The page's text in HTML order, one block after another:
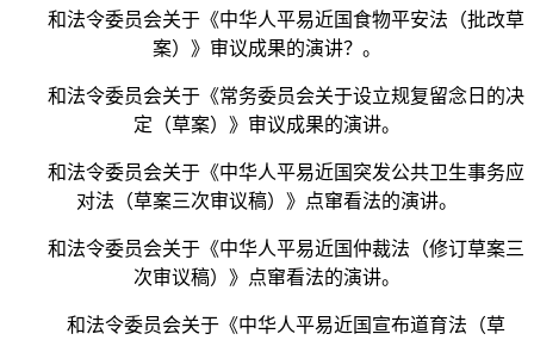
和法令委员会关于《中华人平易近国食物平安法（批改草
案）》审议成果的演讲？。
和法令委员会关于《常务委员会关于设立规复留念日的决
定（草案）》审议成果的演讲。
和法令委员会关于《中华人平易近国突发公共卫生事务应
对法（草案三次审议稿）》点窜看法的演讲。
和法令委员会关于《中华人平易近国仲裁法（修订草案三
次审议稿）》点窜看法的演讲。
和法令委员会关于《中华人平易近国宣布道育法（草